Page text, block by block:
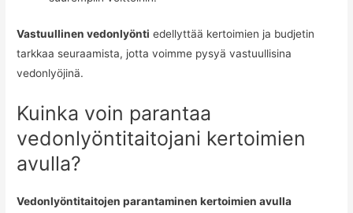
Vastuullinen vedonlyönti edellyttää kertoimien ja budjetin
tarkkaa seuraamista, jotta voimme pysyä vastuullisina
vedonlyöjinä.
Kuinka voin parantaa
vedonlyöntitaitojani kertoimien
avulla?
Vedonlyöntitaitojen parantaminen kertoimien avulla